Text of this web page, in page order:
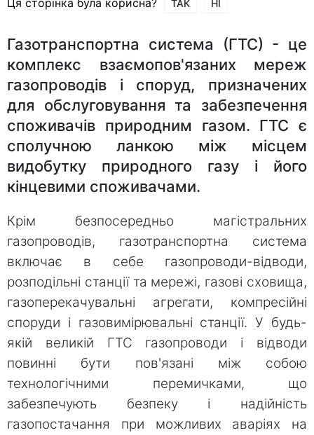
ТАК НІ
Газотранспортна система (ГТС) - це
комплекс взаємопов'язаних мереж
газопроводів і споруд, призначених
для обслуговування та забезпечення
споживачів природним газом. ГТС є
сполучною ланкою між місцем
видобутку природного газу і його
кінцевими споживачами.
Крім безпосередньо магістральних
газопроводів, газотранспортна система
включає в себе газопроводи-відводи,
розподільні станції та мережі, газові сховища,
газоперекачувальні агрегати, компресійні
споруди і газовимірювальні станції. У будь-
якій великій ГТС газопроводи і відводи
повинні бути пов'язані між собою
технологічними перемичками, що
забезпечують безпеку і надійність
газопостачання при можливих аваріях на